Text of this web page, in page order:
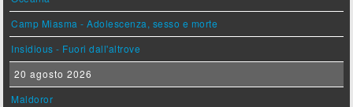
Camp Miasma - Adolescenza, sesso e morte
Insidious - Fuori dall'altrove
20 agosto 2026
Maldoror